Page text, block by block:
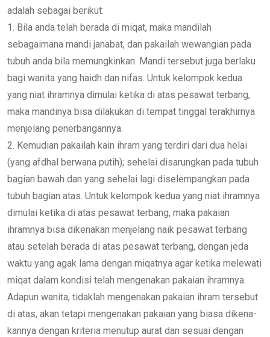
adalah sebagai berikut:
1. Bila anda telah berada di miqat, maka mandilah
sebagaimana mandi janabat, dan pakailah wewangian pada
tubuh anda bila memungkinkan. Mandi tersebut juga berlaku
bagi wanita yang haidh dan nifas. Untuk kelompok kedua
yang niat ihramnya dimulai ketika di atas pesawat terbang,
maka mandinya bisa dilakukan di tempat tinggal terakhirnya
menjelang penerbangannya.
2. Kemudian pakailah kain ihram yang terdiri dari dua helai
(yang afdhal berwana putih); sehelai disarungkan pada tubuh
bagian bawah dan yang sehelai lagi diselempangkan pada
tubuh bagian atas. Untuk kelompok kedua yang niat ihramnya
dimulai ketika di atas pesawat terbang, maka pakaian
ihramnya bisa dikenakan menjelang naik pesawat terbang
atau setelah berada di atas pesawat terbang, dengan jeda
waktu yang agak lama dengan miqatnya agar ketika melewati
miqat dalam kondisi telah mengenakan pakaian ihramnya.
Adapun wanita, tidaklah mengenakan pakaian ihram tersebut
di atas, akan tetapi mengenakan pakaian yang biasa dikena-
kannya dengan kriteria menutup aurat dan sesuai dengan